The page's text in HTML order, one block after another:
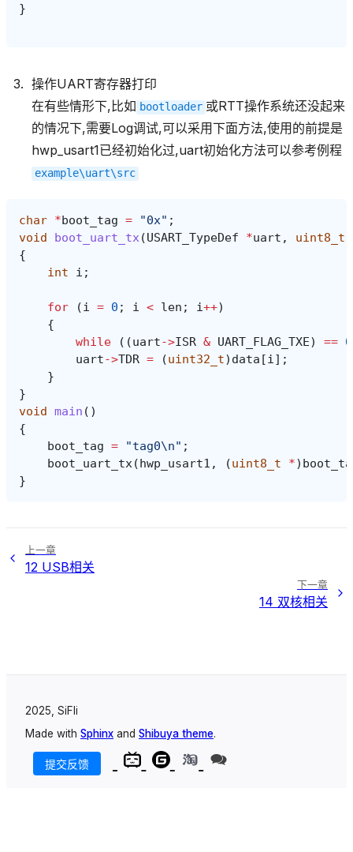
}
操作UART寄存器打印
在有些情形下,比如 bootloader 或RTT操作系统还没起来
的情况下,需要Log调试,可以采用下面方法,使用的前提是
hwp_usart1已经初始化过,uart初始化方法可以参考例程
example\uart\src
char *boot_tag = "0x" ;
void
boot_uart_tx(USART_TypeDef *uart , uint8_t
{
int
i ;
for (i = 0 ; i < len ; i++)
{
while
((uart->ISR & UART_FLAG_TXE) == 0
uart->TDR = (uint32_t) data [i];
}
}
void
main ()
{
boot_tag = "tag0\n" ;
boot_uart_tx( hwp_usart1 , (uint8_t *)
}
上一章
12 USB相关
下一章
14 双核相关
2025, SiFli
Made with Sphinx and Shibuya theme.
提交反馈